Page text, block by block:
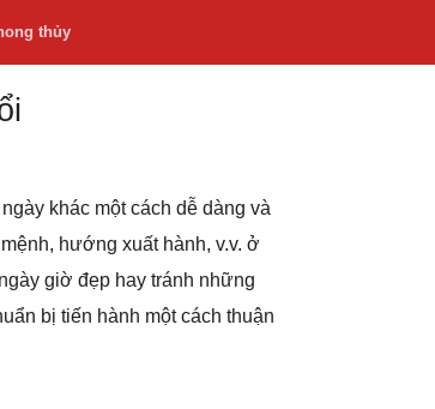
thủy
khác một cách dễ dàng và
hướng xuất hành, v.v. ở
giờ đẹp hay tránh những
bị tiến hành một cách thuận